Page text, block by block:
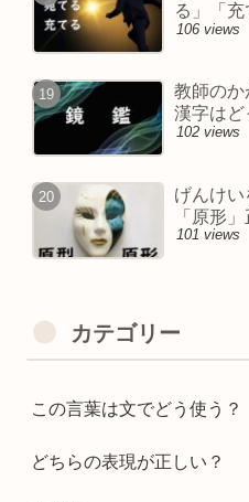
る」「
106 views
教師の
漢字はど
102 views
げんけ
「原形
101 views
カテゴリー
この言葉は文でどう使う？
どちらの表現が正しい？